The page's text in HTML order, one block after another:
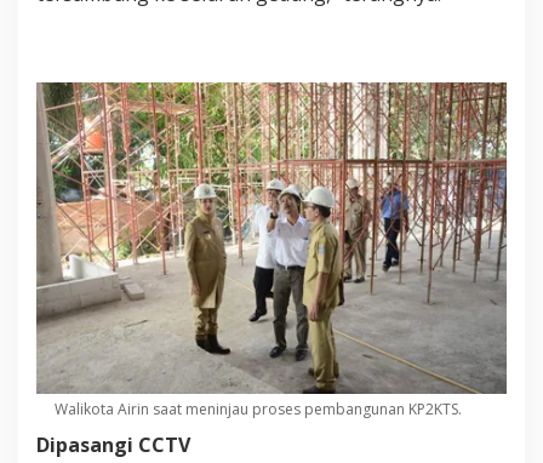
Walikota Airin saat meninjau proses pembangunan KP2KTS.
Dipasangi CCTV